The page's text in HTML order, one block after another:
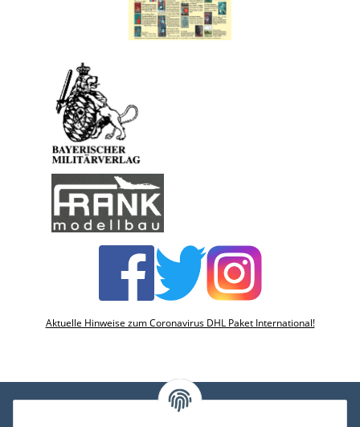
Aktuelle Hinweise zum Coronavirus DHL Paket International!